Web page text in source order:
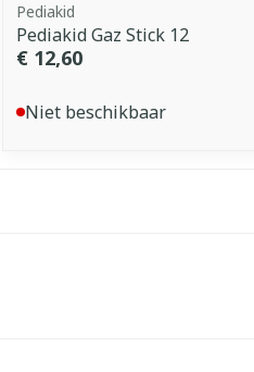
Pediakid
Pediakid Gaz Stick 12
€ 12,60
Niet beschikbaar